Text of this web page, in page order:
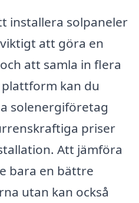
installera solpaneler
att göra en
att samla in flera
kan du
solenergiföretag
priser
Att jämföra
bara en bättre
utan kan också